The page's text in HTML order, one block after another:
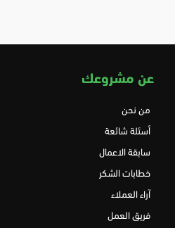
عن مشروعك
من نحن
أسئلة شائعة
سابقة الاعمال
خطابات الشكر
آراء العملاء
فريق العمل